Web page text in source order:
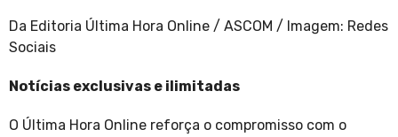
Da Editoria Última Hora Online / ASCOM / Imagem: Redes
Sociais
Notícias exclusivas e ilimitadas
O Última Hora Online reforça o compromisso com o